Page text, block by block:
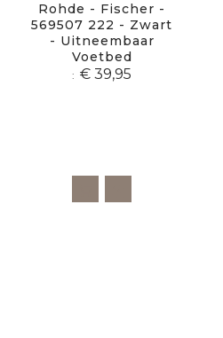
Rohde - Fischer -
569507 222 - Zwart
- Uitneembaar
Voetbed
€ 39,95